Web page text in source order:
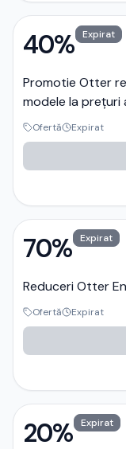
40% Expirat
Promotie Otter
modele la prețuri
Ofertă Expirat
70% Expirat
Reduceri Otter
Ofertă Expirat
20% Expirat